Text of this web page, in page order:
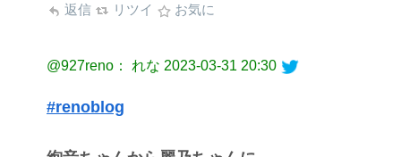
返信 リツイ お気に
@927reno： れな 2023-03-31 20:30
#renoblog